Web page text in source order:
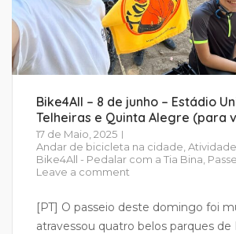
Bike4All – 8 de junho – Estádio
Telheiras e Quinta Alegre (para
17 de Maio, 2025
Andar de bicicleta na cidade
Bike4All - Pedalar com a Tia Bina
Leave a comment
[PT] O passeio deste domingo foi
atravessou quatro belos parques de